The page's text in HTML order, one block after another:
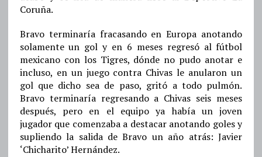
Coruña.
Bravo terminaría fracasando en Europa anotando
solamente un gol y en 6 meses regresó al fútbol
mexicano con los Tigres, dónde no pudo anotar e
incluso, en un juego contra Chivas le anularon un
gol que dicho sea de paso, gritó a todo pulmón.
Bravo terminaría regresando a Chivas seis meses
después, pero en el equipo ya había un joven
jugador que comenzaba a destacar anotando goles y
supliendo la salida de Bravo un año atrás: Javier
‘Chicharito’ Hernández.